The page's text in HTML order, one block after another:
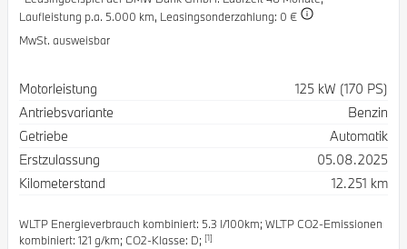
Laufleistung p.a. 5.000 km, Leasingsonderzahlung: 0 €
MwSt. ausweisbar
Spezifikation
Motorleistung
125 kW (170 PS)
Antriebsvariante
Benzin
Getriebe
Automatik
Erstzulassung
05.08.2025
Kilometerstand
12.251 km
WLTP Energieverbrauch kombiniert: 5.3 l/100km; WLTP CO2-Emissionen
kombiniert: 121 g/km; CO2-Klasse: D; [1]